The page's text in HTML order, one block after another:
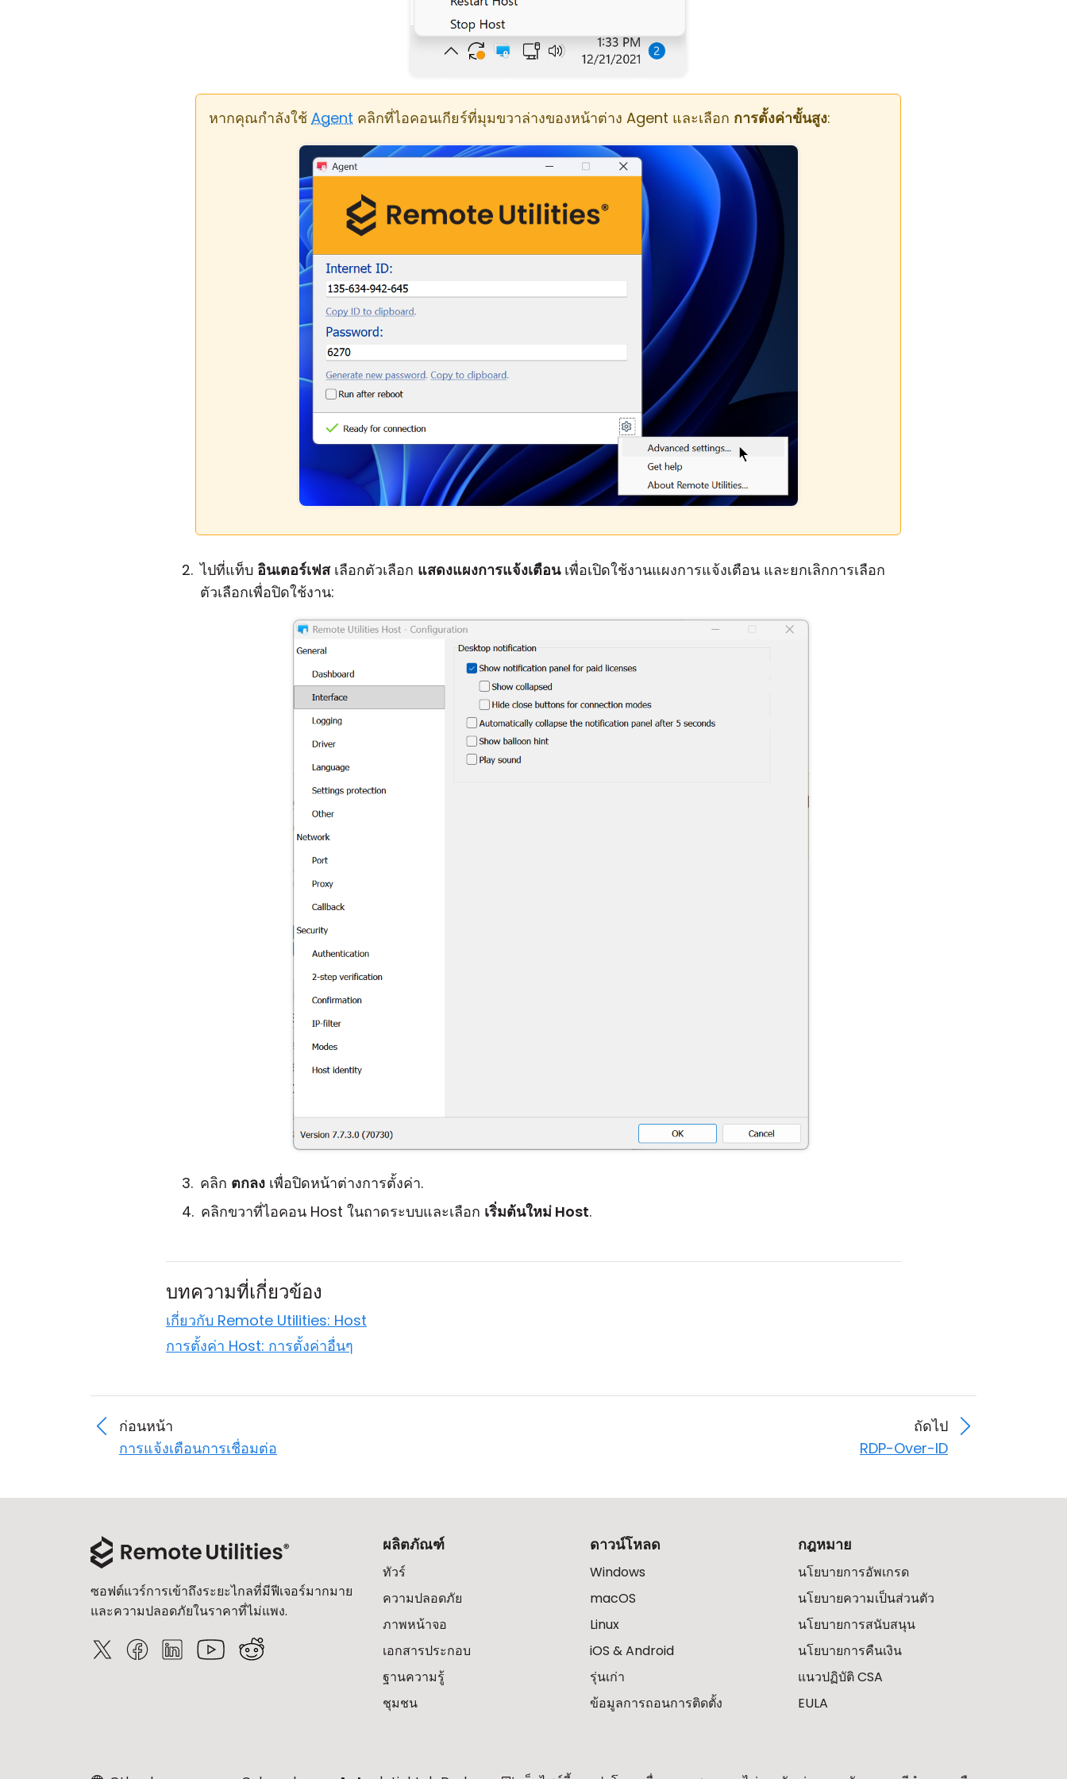
หากคุณกำลังใช้ Agent คลิกที่ไอคอนเกียร์ที่มุมขวาล่างของหน้าต่าง Agent และเลือก การตั้งค่าขั้นสูง:
ไปที่แท็บ อินเตอร์เฟสเลือกตัวเลือก แสดงแผงการแจ้งเตือนเพื่อเปิดใช้งานแผงการแจ้งเตือน และยกเลิกการเลือก
ตัวเลือกเพื่อปิดใช้งาน:
คลิก ตกลง เพื่อปิดหน้าต่างการตั้งค่า.
คลิกขวาที่ไอคอน Host ในถาดระบบและเลือก เริ่มต้นใหม่ Host.
บทความที่เกี่ยวข้อง
เกี่ยวกับ Remote Utilities: Host
การตั้งค่า Host: การตั้งค่าอื่นๆ
ก่อนหน้า
การแจ้งเตือนการเชื่อมต่อ
ถัดไป
RDP-Over-ID
ซอฟต์แวร์การเข้าถึงระยะไกลที่มีฟีเจอร์มากมาย
และความปลอดภัยในราคาที่ไม่แพง.
ผลิตภัณฑ์
ทัวร์
ความปลอดภัย
ภาพหน้าจอ
เอกสารประกอบ
ฐานความรู้
ชุมชน
ดาวน์โหลด
Windows
macOS
Linux
iOS & Android
รุ่นเก่า
ข้อมูลการถอนการติดตั้ง
กฎหมาย
นโยบายการอัพเกรด
นโยบายความเป็นส่วนตัว
นโยบายการสนับสนุน
นโยบายการคืนเงิน
แนวปฏิบัติ CSA
EULA